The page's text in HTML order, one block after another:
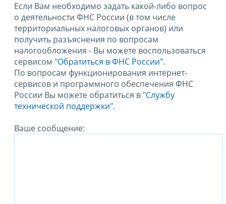
Если Вам необходимо задать какой-либо вопрос
о деятельности ФНС России (в том числе
территориальных налоговых органов) или
получить разъяснения по вопросам
налогообложения - Вы можете воспользоваться
сервисом "Обратиться в ФНС России".
По вопросам функционирования интернет-
сервисов и программного обеспечения ФНС
России Вы можете обратиться в "Службу
технической поддержки".
Ваше сообщение: